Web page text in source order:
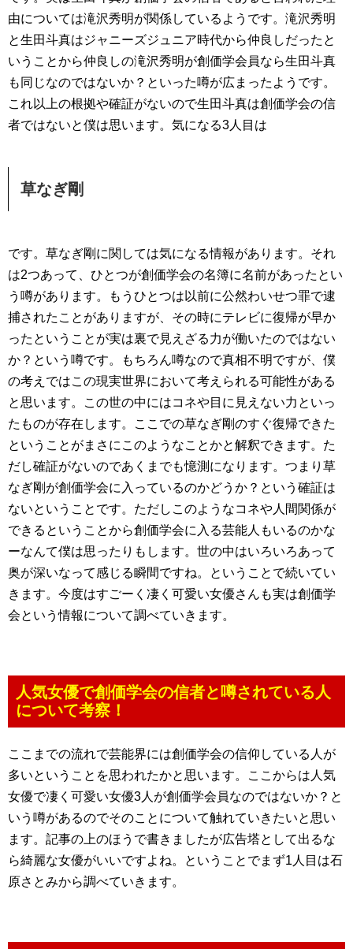
由については滝沢秀明が関係しているようです。滝沢秀明
と生田斗真はジャニーズジュニア時代から仲良しだったと
いうことから仲良しの滝沢秀明が創価学会員なら生田斗真
も同じなのではないか？といった噂が広まったようです。
これ以上の根拠や確証がないので生田斗真は創価学会の信
者ではないと僕は思います。気になる3人目は
草なぎ剛
です。草なぎ剛に関しては気になる情報があります。それ
は2つあって、ひとつが創価学会の名簿に名前があったとい
う噂があります。もうひとつは以前に公然わいせつ罪で逮
捕されたことがありますが、その時にテレビに復帰が早か
ったということが実は裏で見えざる力が働いたのではない
か？という噂です。もちろん噂なので真相不明ですが、僕
の考えではこの現実世界において考えられる可能性がある
と思います。この世の中にはコネや目に見えない力といっ
たものが存在します。ここでの草なぎ剛のすぐ復帰できた
ということがまさにこのようなことかと解釈できます。た
だし確証がないのであくまでも憶測になります。つまり草
なぎ剛が創価学会に入っているのかどうか？という確証は
ないということです。ただしこのようなコネや人間関係が
できるということから創価学会に入る芸能人もいるのかな
ーなんて僕は思ったりもします。世の中はいろいろあって
奥が深いなって感じる瞬間ですね。ということで続いてい
きます。今度はすごーく凄く可愛い女優さんも実は創価学
会という情報について調べていきます。
人気女優で創価学会の信者と噂されている人
について考察！
ここまでの流れで芸能界には創価学会の信仰している人が
多いということを思われたかと思います。ここからは人気
女優で凄く可愛い女優3人が創価学会員なのではないか？と
いう噂があるのでそのことについて触れていきたいと思い
ます。記事の上のほうで書きましたが広告塔として出るな
ら綺麗な女優がいいですよね。ということでまず1人目は石
原さとみから調べていきます。